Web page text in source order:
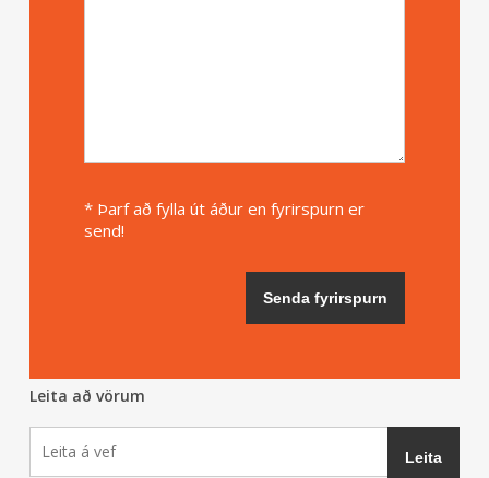
* Þarf að fylla út áður en fyrirspurn er
send!
Leita að vörum